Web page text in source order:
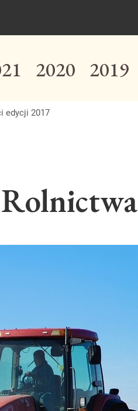
2020 2019
edycji 2017
Rolnictwa